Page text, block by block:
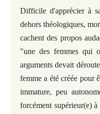
Difficile d'apprécier à
dehors théologiques,
cachent des propos
"une des femmes qui
arguments devait
femme a été créée pour
immature, peu
forcément supérieur(e)